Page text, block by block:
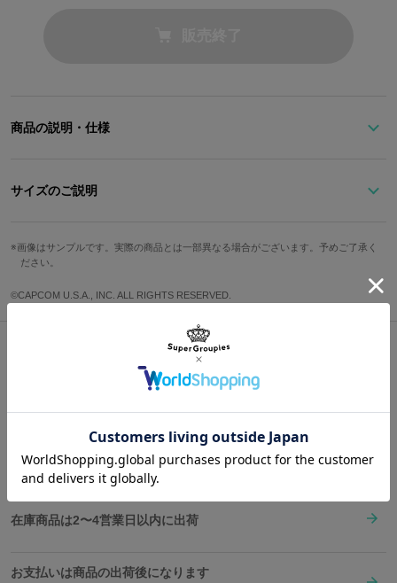
商品の説明・仕様
ディバッグ。
置。
バッグのフロントには「風林火山」の型押しのマークをあしらいま
縦型のボディバッグは身体へのフィット感も高く、同時にシンプル
なデザインがスマートな印象も与えます。
裏地は技のエフェクトをイメージしたオリジナルデザインを使用。
クリティカルアーツ「真空波動拳」を打つ際の光が集まる様子と、
「電刃練気」を発動した際のエフェクト、「K.O.」が出る瞬間のシ
原産国／ 中国
素材／ 本体：合成皮革 裏地：ポリエステル 金具：鉄、合金
サイズのご説明
高さ 幅 奥行 重さ
長
画像はサンプルです。実際の商品とは一部異なる場合がございます。予めご了承く
ださい。
©CAPCOM U.S.A., INC. ALL RIGHTS RESERVED.
Shopping Guide
送料は全国一律1,000円。表示価格は全て税込みです。
在庫商品は2〜4営業日以内に出荷
お支払いは商品の出荷後になります